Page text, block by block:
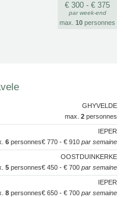
€ 300 - € 375
par week-end
max. 10 personnes
GHYVELDE
max. 2 personnes
IEPER
€ 770 - € 910 par semaine
6 personnes
OOSTDUINKERKE
€ 450 - € 700 par semaine
5 personnes
IEPER
€ 650 - € 700 par semaine
8 personnes